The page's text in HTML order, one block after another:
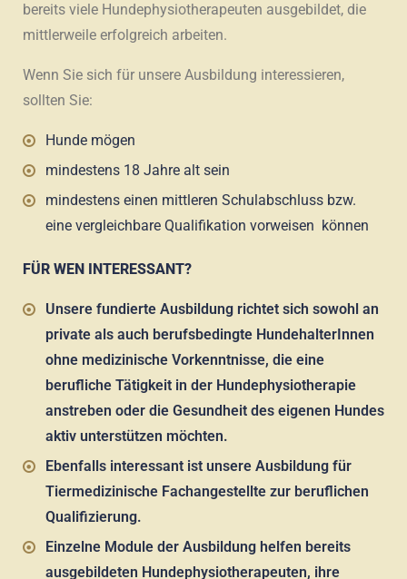
bereits viele Hundephysiotherapeuten ausgebildet, die
mittlerweile erfolgreich arbeiten.
Wenn Sie sich für unsere Ausbildung interessieren,
sollten Sie:
Hunde mögen
mindestens 18 Jahre alt sein
mindestens einen mittleren Schulabschluss bzw.
eine vergleichbare Qualifikation vorweisen können
FÜR WEN INTERESSANT?
Unsere fundierte Ausbildung richtet sich sowohl an
private als auch berufsbedingte HundehalterInnen
ohne medizinische Vorkenntnisse, die eine
berufliche Tätigkeit in der Hundephysiotherapie
anstreben oder die Gesundheit des eigenen Hundes
aktiv unterstützen möchten.
Ebenfalls interessant ist unsere Ausbildung für
Tiermedizinische Fachangestellte zur beruflichen
Qualifizierung.
Einzelne Module der Ausbildung helfen bereits
ausgebildeten Hundephysiotherapeuten, ihre